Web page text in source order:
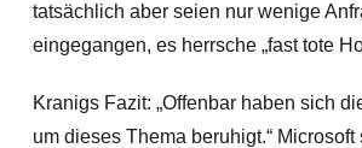
tatsächlich aber seien nur wenige
eingegangen, es herrsche „fast tote
Kranigs Fazit: „Offenbar haben sich
um dieses Thema beruhigt.“ Microsoft